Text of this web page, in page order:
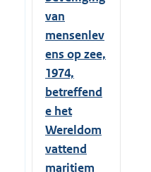
van
mensenlev
ens op zee,
1974,
betreffend
e het
Wereldom
vattend
maritiem